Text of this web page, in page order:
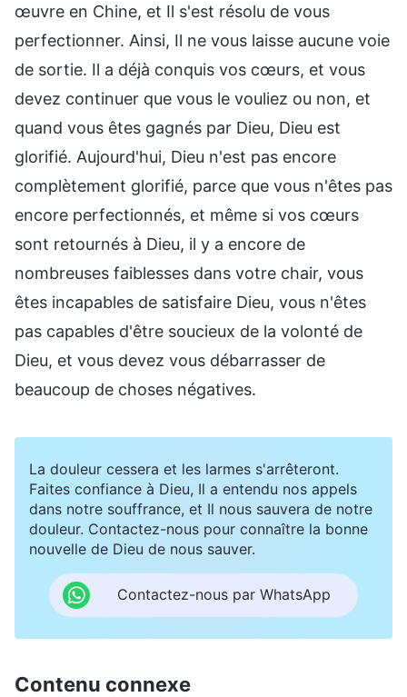
œuvre en Chine, et Il s'est résolu de vous
perfectionner. Ainsi, Il ne vous laisse aucune voie
de sortie. Il a déjà conquis vos cœurs, et vous
devez continuer que vous le vouliez ou non, et
quand vous êtes gagnés par Dieu, Dieu est
glorifié. Aujourd'hui, Dieu n'est pas encore
complètement glorifié, parce que vous n'êtes pas
encore perfectionnés, et même si vos cœurs
sont retournés à Dieu, il y a encore de
nombreuses faiblesses dans votre chair, vous
êtes incapables de satisfaire Dieu, vous n'êtes
pas capables d'être soucieux de la volonté de
Dieu, et vous devez vous débarrasser de
beaucoup de choses négatives.
La douleur cessera et les larmes s'arrêteront.
Faites confiance à Dieu, Il a entendu nos appels
dans notre souffrance, et Il nous sauvera de notre
douleur. Contactez-nous pour connaître la bonne
nouvelle de Dieu de nous sauver.
Contactez-nous par WhatsApp
Contenu connexe